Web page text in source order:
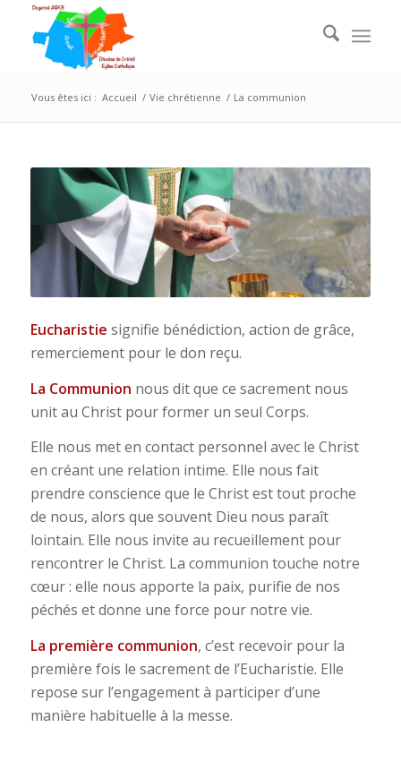
Vous êtes ici : Accueil / Vie chrétienne / La communion
Eucharistie signifie bénédiction, action de grâce,
remerciement pour le don reçu.
La Communion nous dit que ce sacrement nous
unit au Christ pour former un seul Corps.
Elle nous met en contact personnel avec le Christ
en créant une relation intime. Elle nous fait
prendre conscience que le Christ est tout proche
de nous, alors que souvent Dieu nous paraît
lointain. Elle nous invite au recueillement pour
rencontrer le Christ. La communion touche notre
cœur : elle nous apporte la paix, purifie de nos
péchés et donne une force pour notre vie.
La première communion, c’est recevoir pour la
première fois le sacrement de l’Eucharistie. Elle
repose sur l’engagement à participer d’une
manière habituelle à la messe.